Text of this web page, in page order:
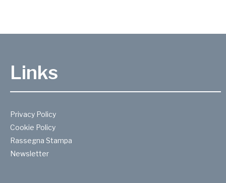
Links
Privacy Policy
Cookie Policy
Rassegna Stampa
Newsletter